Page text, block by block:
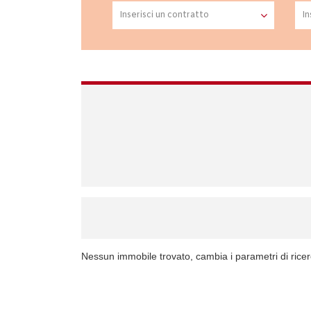
Nessun immobile trovato, cambia i parametri di